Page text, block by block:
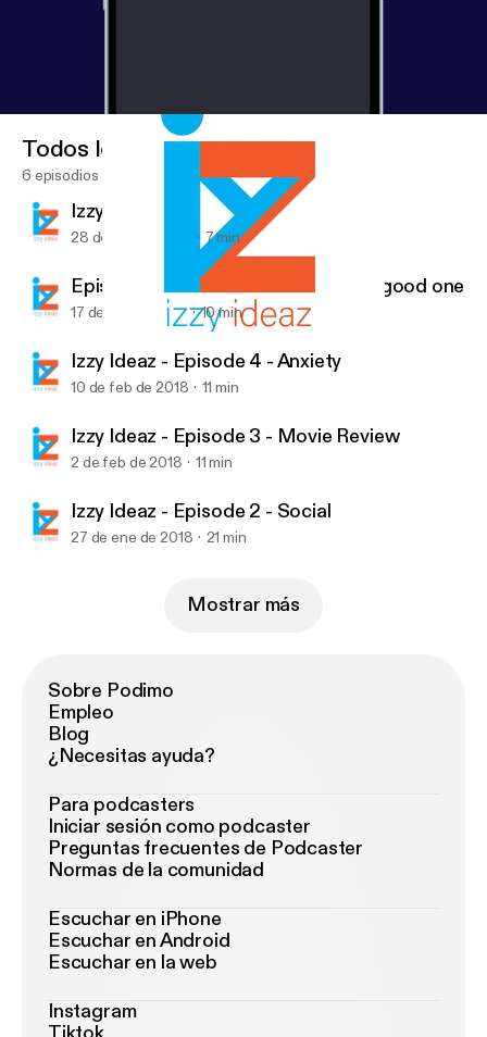
Izzy Ideaz
Todos los episodios
6 episodios
Izzy Ideas - Episode 6 - Sole
28 de feb de 2018 7 min
Episode 5 - Whatever you are, be a good one
17 de feb de 2018 10 min
Izzy Ideaz - Episode 4 - Anxiety
10 de feb de 2018 11 min
Izzy Ideaz - Episode 3 - Movie Review
2 de feb de 2018 11 min
Izzy Ideaz - Episode 2 - Social
27 de ene de 2018 21 min
Mostrar más
Sobre Podimo
Empleo
Blog
¿Necesitas ayuda?
Para podcasters
Iniciar sesión como podcaster
Preguntas frecuentes de Podcaster
Normas de la comunidad
Escuchar en iPhone
Escuchar en Android
Escuchar en la web
Instagram